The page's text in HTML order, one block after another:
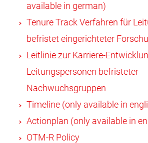
available in german)
Tenure Track Verfahren für
befristet eingerichteter
Leitlinie zur Karriere-
Leitungspersonen befristeter
Nachwuchsgruppen
Timeline (only available in
Actionplan (only available in
OTM-R Policy